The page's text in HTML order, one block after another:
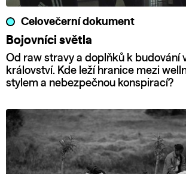
Celovečerní dokument
Bojovníci světla
Od raw stravy a doplňků k budování
království. Kde leží hranice mezi
stylem a nebezpečnou konspirací?